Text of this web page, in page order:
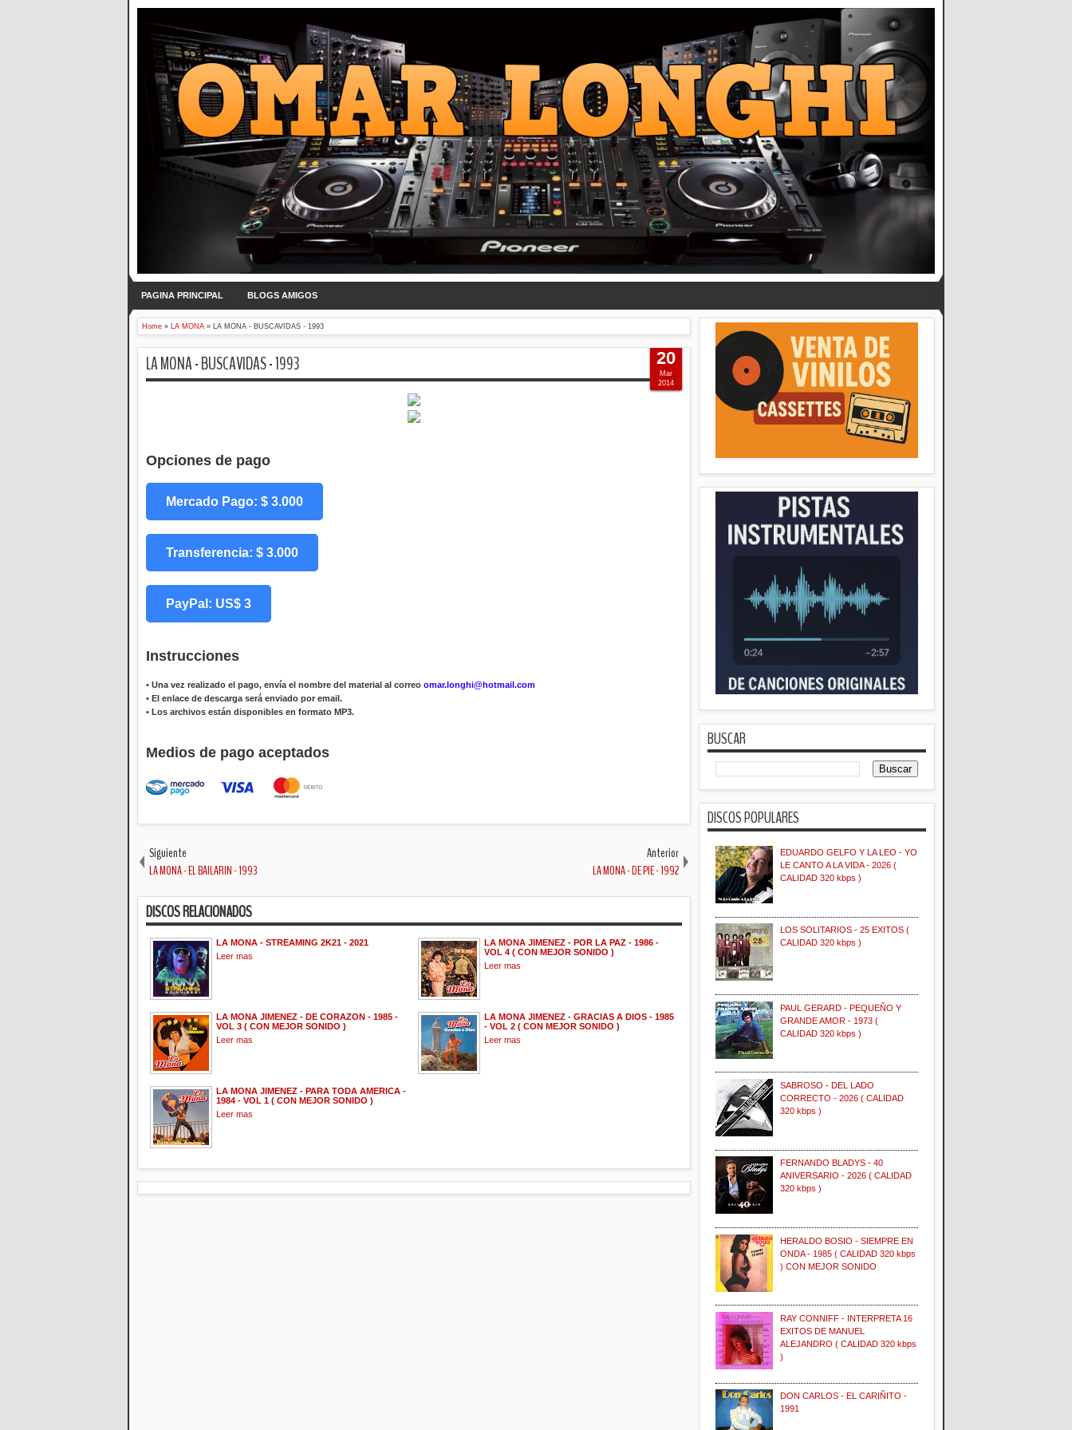
PAGINA PRINCIPAL BLOGS AMIGOS
Home » LA MONA » LA MONA - BUSCAVIDAS - 1993
LA MONA - BUSCAVIDAS - 1993
Opciones de pago
Mercado Pago: $ 3.000
Transferencia: $ 3.000
PayPal: US$ 3
Instrucciones
• Una vez realizado el pago, envía el nombre del material al correo omar.longhi@hotmail.com
• El enlace de descarga será enviado por email.
• Los archivos están disponibles en formato MP3.
Medios de pago aceptados
20
Mar
2014
Siguiente
LA MONA - EL BAILARIN - 1993
Anterior
LA MONA - DE PIE - 1992
DISCOS RELACIONADOS
LA MONA - STREAMING 2K21 - 2021
Leer mas
LA MONA JIMENEZ - POR LA PAZ - 1986 -
VOL 4 ( CON MEJOR SONIDO )
Leer mas
LA MONA JIMENEZ - DE CORAZON - 1985 -
VOL 3 ( CON MEJOR SONIDO )
Leer mas
LA MONA JIMENEZ - GRACIAS A DIOS - 1985
- VOL 2 ( CON MEJOR SONIDO )
Leer mas
LA MONA JIMENEZ - PARA TODA AMERICA -
1984 - VOL 1 ( CON MEJOR SONIDO )
Leer mas
BUSCAR
DISCOS POPULARES
EDUARDO GELFO Y LA LEO - YO
LE CANTO A LA VIDA - 2026 (
CALIDAD 320 kbps )
LOS SOLITARIOS - 25 EXITOS (
CALIDAD 320 kbps )
PAUL GERARD - PEQUEÑO Y
GRANDE AMOR - 1973 (
CALIDAD 320 kbps )
SABROSO - DEL LADO
CORRECTO - 2026 ( CALIDAD
320 kbps )
FERNANDO BLADYS - 40
ANIVERSARIO - 2026 ( CALIDAD
320 kbps )
HERALDO BOSIO - SIEMPRE EN
ONDA - 1985 ( CALIDAD 320 kbps
) CON MEJOR SONIDO
RAY CONNIFF - INTERPRETA 16
EXITOS DE MANUEL
ALEJANDRO ( CALIDAD 320 kbps
)
DON CARLOS - EL CARIÑITO -
1991